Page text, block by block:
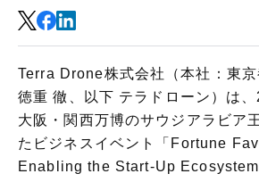
Terra Drone株式会社（本社：東京
徳重 徹、以下 テラドローン）は
大阪・関西万博のサウジアラビア
たビジネスイベント「Fortune
Enabling the Start-Up Ecosystem